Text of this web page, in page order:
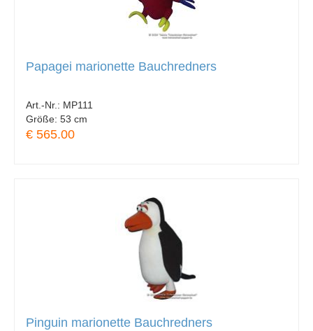
Papagei marionette Bauchredners
Art.-Nr.: MP111
Größe: 53 cm
€ 565.00
Pinguin marionette Bauchredners